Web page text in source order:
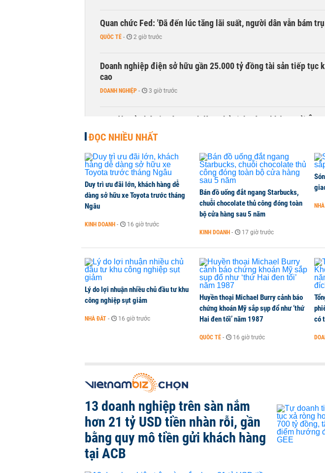
Quan chức Fed: 'Đã đến lúc tăng lãi suất, người dân vẫn bám
QUỐC TẾ - 2 giờ trước
Doanh nghiệp điện sở hữu gần 25.000 tỷ đồng tài sản tiếp tục
cao
DOANH NGHIỆP - 3 giờ trước
Con dâu tỷ phú Hồ Hùng Anh làm Chủ tịch Hàng không Hải Âu
DOANH NGHIỆP - 4 giờ trước
ĐỌC NHIỀU NHẤT
Duy trì ưu đãi lớn, khách hàng dễ
dàng sở hữu xe Toyota trước tháng
Ngâu
KINH DOANH - 16 giờ trước
Bán đồ uống đắt ngang Starbucks,
chuỗi chocolate thủ công đóng toàn
bộ cửa hàng sau 5 năm
KINH DOANH - 17 giờ trước
Lý do lợi nhuận nhiều chủ đầu tư khu
công nghiệp sụt giảm
NHÀ ĐẤT - 16 giờ trước
Huyền thoại Michael Burry cảnh báo
chứng khoán Mỹ sắp sụp đổ như ‘thứ
Hai đen tối’ năm 1987
QUỐC TẾ - 16 giờ trước
có
13 doanh nghiệp trên sàn nắm
hơn 21 tỷ USD tiền nhàn rỗi, gần
bằng quy mô tiền gửi khách hàng
tại ACB